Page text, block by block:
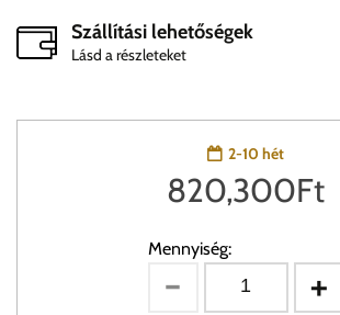
Szállítási lehetőségek
Lásd a részleteket
2-10 hét
820,300Ft
Mennyiség: